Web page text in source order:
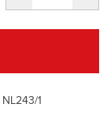
NL243/1